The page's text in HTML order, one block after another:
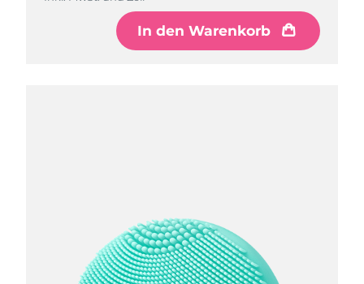
In den Warenkorb
In den Warenkorb
In den Warenkorb